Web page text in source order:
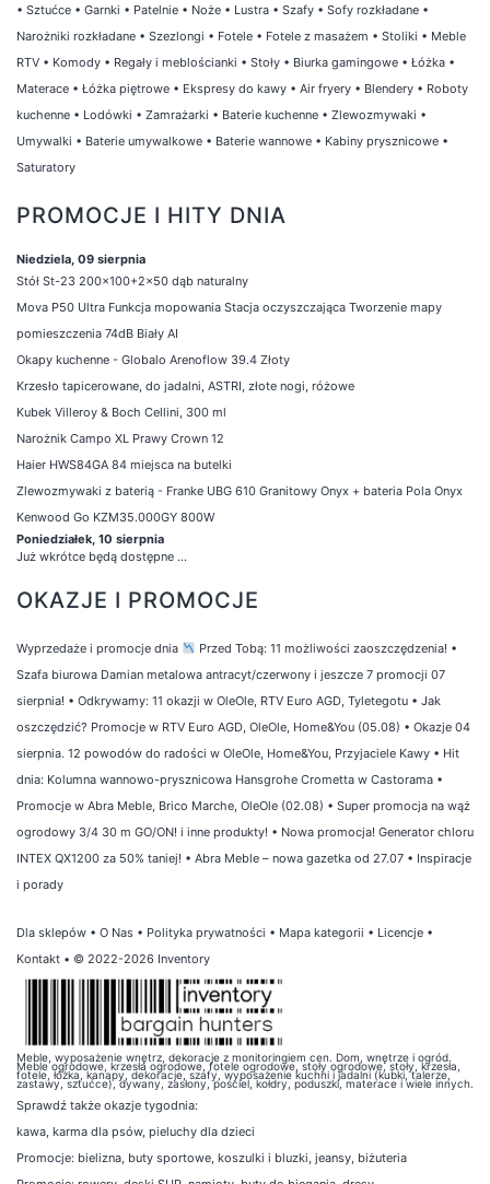
• Sztućce • Garnki • Patelnie • Noże • Lustra • Szafy • Sofy rozkładane •
Narożniki rozkładane • Szezlongi • Fotele • Fotele z masażem • Stoliki • Meble
RTV • Komody • Regały i meblościanki • Stoły • Biurka gamingowe • Łóżka •
Materace • Łóżka piętrowe • Ekspresy do kawy • Air fryery • Blendery • Roboty
kuchenne • Lodówki • Zamrażarki • Baterie kuchenne • Zlewozmywaki •
Umywalki • Baterie umywalkowe • Baterie wannowe • Kabiny prysznicowe •
Saturatory
PROMOCJE I HITY DNIA
Niedziela, 09 sierpnia
Stół St-23 200x100+2x50 dąb naturalny
Mova P50 Ultra Funkcja mopowania Stacja oczyszczająca Tworzenie mapy
pomieszczenia 74dB Biały AI
Okapy kuchenne - Globalo Arenoflow 39.4 Złoty
Krzesło tapicerowane, do jadalni, ASTRI, złote nogi, różowe
Kubek Villeroy & Boch Cellini, 300 ml
Narożnik Campo XL Prawy Crown 12
Haier HWS84GA 84 miejsca na butelki
Zlewozmywaki z baterią - Franke UBG 610 Granitowy Onyx + bateria Pola Onyx
Kenwood Go KZM35.000GY 800W
Poniedziałek, 10 sierpnia
Już wkrótce będą dostępne ...
OKAZJE I PROMOCJE
Wyprzedaże i promocje dnia Przed Tobą: 11 możliwości zaoszczędzenia!•
Szafa biurowa Damian metalowa antracyt/czerwony i jeszcze 7 promocji 07
sierpnia! • Odkrywamy: 11 okazji w OleOle, RTV Euro AGD, Tyletegotu • Jak
oszczędzić? Promocje w RTV Euro AGD, OleOle, Home&You (05.08) • Okazje 04
sierpnia. 12 powodów do radości w OleOle, Home&You, Przyjaciele Kawy • Hit
dnia: Kolumna wannowo-prysznicowa Hansgrohe Crometta w Castorama •
Promocje w Abra Meble, Brico Marche, OleOle (02.08) • Super promocja na wąż
ogrodowy 3/4 30 m GO/ON! i inne produkty! • Nowa promocja! Generator chloru
INTEX QX1200 za 50% taniej! • Abra Meble – nowa gazetka od 27.07 • Inspiracje
i porady
Dla sklepów • O Nas • Polityka prywatności • Mapa kategorii • Licencje •
Kontakt • © 2022-2026 Inventory
Meble, wyposażenie wnętrz, dekoracje z monitoringiem cen. Dom, wnętrze i ogród.
Meble ogrodowe, krzesła ogrodowe, fotele ogrodowe, stoły ogrodowe, stoły, krzesła,
fotele, łóżka, kanapy, dekoracje, szafy, wyposażenie kuchni i jadalni (kubki, talerze,
zastawy, sztućce), dywany, zasłony, pościel, kołdry, poduszki, materace i wiele innych.
Sprawdź także okazje tygodnia:
kawa, karma dla psów, pieluchy dla dzieci
Promocje: bielizna, buty sportowe, koszulki i bluzki, jeansy, biżuteria